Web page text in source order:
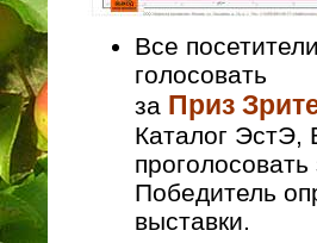
Все
голосовать
за Приз
Каталог ЭстЭ,
Победитель
выставки.